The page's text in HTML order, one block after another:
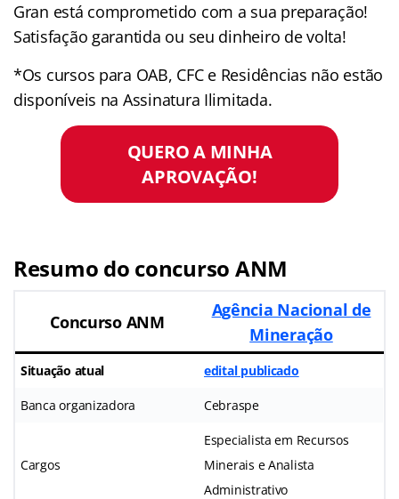
Gran está comprometido com a sua preparação!
Satisfação garantida ou seu dinheiro de volta!
*Os cursos para OAB, CFC e Residências não estão
disponíveis na Assinatura Ilimitada.
QUERO A MINHA
APROVAÇÃO!
Resumo do concurso ANM
Concurso ANM
Agência Nacional de
Mineração
Situação atual edital publicado
Banca organizadora Cebraspe
Cargos
Especialista em Recursos
Minerais e Analista
Administrativo